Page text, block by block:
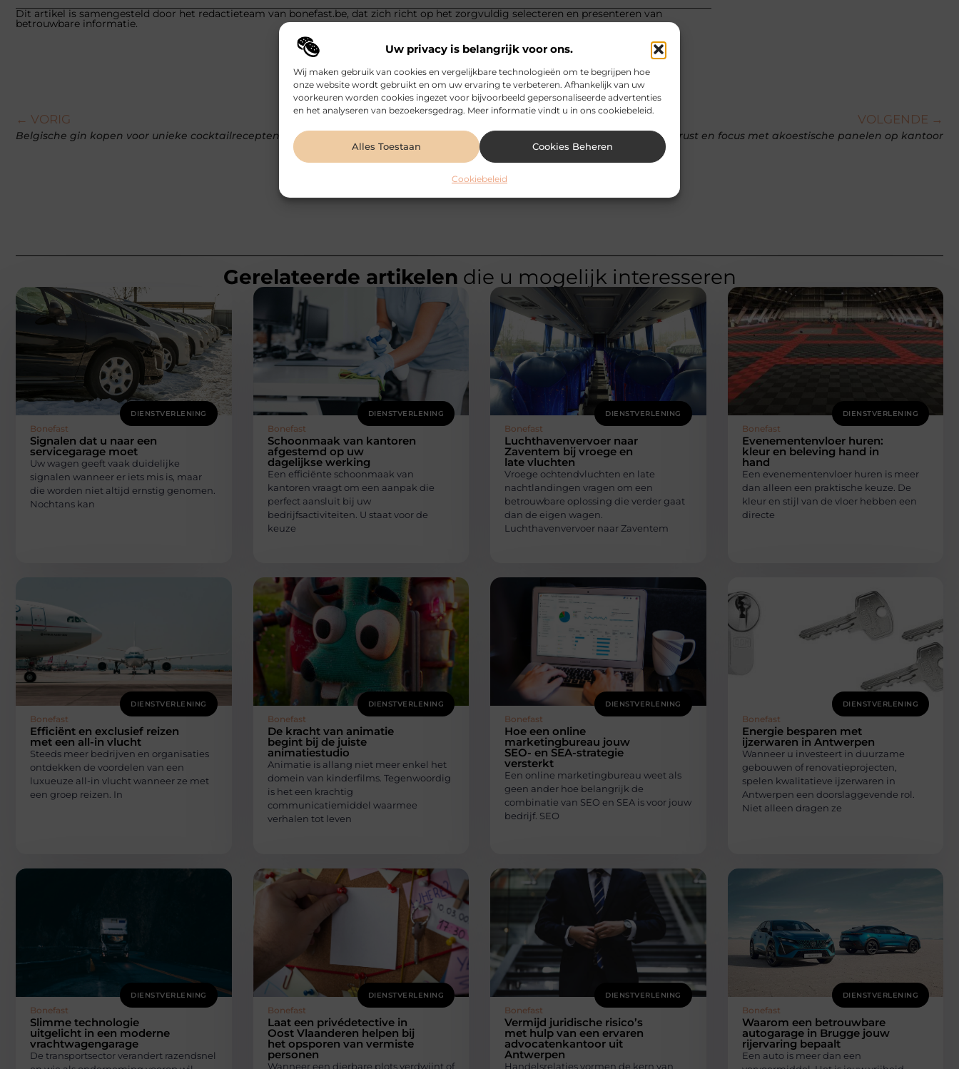
Uw privacy is belangrijk voor ons.
Wij maken gebruik van cookies en vergelijkbare technologieën om te begrijpen hoe
onze website wordt gebruikt en om uw ervaring te verbeteren. Afhankelijk van uw
voorkeuren worden cookies ingezet voor bijvoorbeeld gepersonaliseerde advertenties
en het analyseren van bezoekersgedrag. Meer informatie vindt u in ons cookiebeleid.
Alles Toestaan Cookies Beheren
Cookiebeleid
Dit artikel is samengesteld door het redactieteam van bonefast.be, dat zich richt op het zorgvuldig selecteren en presenteren van
betrouwbare informatie.
← VORIG
Belgische gin kopen voor unieke cocktailrecepten
VOLGENDE →
Creëer rust en focus met akoestische panelen op kantoor
Gerelateerde artikelen die u mogelijk interesseren
DIENSTVERLENING
Bonefast
Signalen dat u naar een
servicegarage moet
Uw wagen geeft vaak duidelijke
signalen wanneer er iets mis is, maar
die worden niet altijd ernstig genomen.
Nochtans kan
DIENSTVERLENING
Bonefast
Schoonmaak van kantoren
afgestemd op uw
dagelijkse werking
Een efficiënte schoonmaak van
kantoren vraagt om een aanpak die
perfect aansluit bij uw
bedrijfsactiviteiten. U staat voor de
keuze
DIENSTVERLENING
Bonefast
Luchthavenvervoer naar
Zaventem bij vroege en
late vluchten
Vroege ochtendvluchten en late
nachtlandingen vragen om een
betrouwbare oplossing die verder gaat
dan de eigen wagen.
Luchthavenvervoer naar Zaventem
DIENSTVERLENING
Bonefast
Evenementenvloer huren:
kleur en beleving hand in
hand
Een evenementenvloer huren is meer
dan alleen een praktische keuze. De
kleur en stijl van de vloer hebben een
directe
DIENSTVERLENING
Bonefast
Efficiënt en exclusief reizen
met een all-in vlucht
Steeds meer bedrijven en organisaties
ontdekken de voordelen van een
luxueuze all-in vlucht wanneer ze met
een groep reizen. In
DIENSTVERLENING
Bonefast
De kracht van animatie
begint bij de juiste
animatiestudio
Animatie is allang niet meer enkel het
domein van kinderfilms. Tegenwoordig
is het een krachtig
communicatiemiddel waarmee
verhalen tot leven
DIENSTVERLENING
Bonefast
Hoe een online
marketingbureau jouw
SEO- en SEA-strategie
versterkt
Een online marketingbureau weet als
geen ander hoe belangrijk de
combinatie van SEO en SEA is voor jouw
bedrijf. SEO
DIENSTVERLENING
Bonefast
Energie besparen met
ijzerwaren in Antwerpen
Wanneer u investeert in duurzame
gebouwen of renovatieprojecten,
spelen kwalitatieve ijzerwaren in
Antwerpen een doorslaggevende rol.
Niet alleen dragen ze
DIENSTVERLENING
Bonefast
Slimme technologie
uitgelicht in een moderne
vrachtwagengarage
De transportsector verandert razendsnel
DIENSTVERLENING
Bonefast
Laat een privédetective in
Oost Vlaanderen helpen bij
het opsporen van vermiste
personen
Wanneer een dierbare plots verdwijnt of
DIENSTVERLENING
Bonefast
Vermijd juridische risico’s
met hulp van een ervaren
advocatenkantoor uit
Antwerpen
Handelsrelaties vormen de kern van
DIENSTVERLENING
Bonefast
Waarom een betrouwbare
autogarage in Brugge jouw
rijervaring bepaalt
Een auto is meer dan een